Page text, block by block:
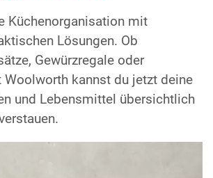
Küchenorganisation mit
Lösungen. Ob
Gewürzregale oder
kannst du jetzt deine
und Lebensmittel übersichtlich